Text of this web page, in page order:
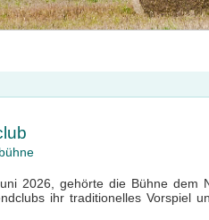
2026, gehörte die Bühne dem
ihr traditionelles Vorspiel